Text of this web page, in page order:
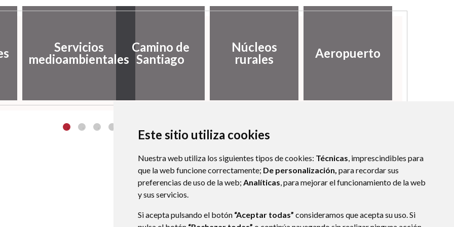
Este sitio utiliza cookies
Nuestra web utiliza los siguientes tipos de cookies: Técnicas, imprescindibles para
que la web funcione correctamente; De personalización, para recordar sus
preferencias de uso de la web; Analíticas, para mejorar el funcionamiento de la web
y sus servicios.
Si acepta pulsando el botón “Aceptar todas” consideramos que acepta su uso. Si
Servicios
medioambientales
Camino de
Santiago
Núcleos
rurales
Aeropuerto